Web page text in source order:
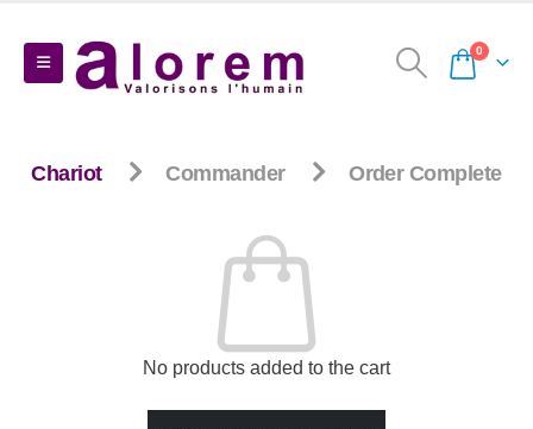
0
Chariot Commander Order Complete
No products added to the cart